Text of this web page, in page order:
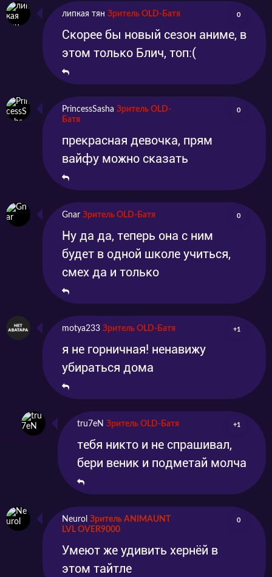
липкая тян Зритель OLD-Батя 0
Скорее бы новый сезон аниме, в
этом только Блич, топ:(
PrincessSasha Зритель OLD-
Батя
0
прекрасная девочка, прям
вайфу можно сказать
Gnar Зритель OLD-Батя 0
Ну да да, теперь она с ним
будет в одной школе учиться,
смех да и только
motya233 Зритель OLD-Батя +1
я не горничная! ненавижу
убираться дома
tru7eN Зритель OLD-Батя +1
тебя никто и не спрашивал,
бери веник и подметай молча
Neurol Зритель ANIMAUNT
LVL OVER9000
0
Умеют же удивить хернёй в
этом тайтле